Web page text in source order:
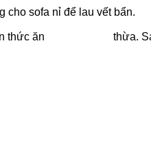
cho sofa nỉ để lau vết bẩn.
thức ăn thừa. Sau